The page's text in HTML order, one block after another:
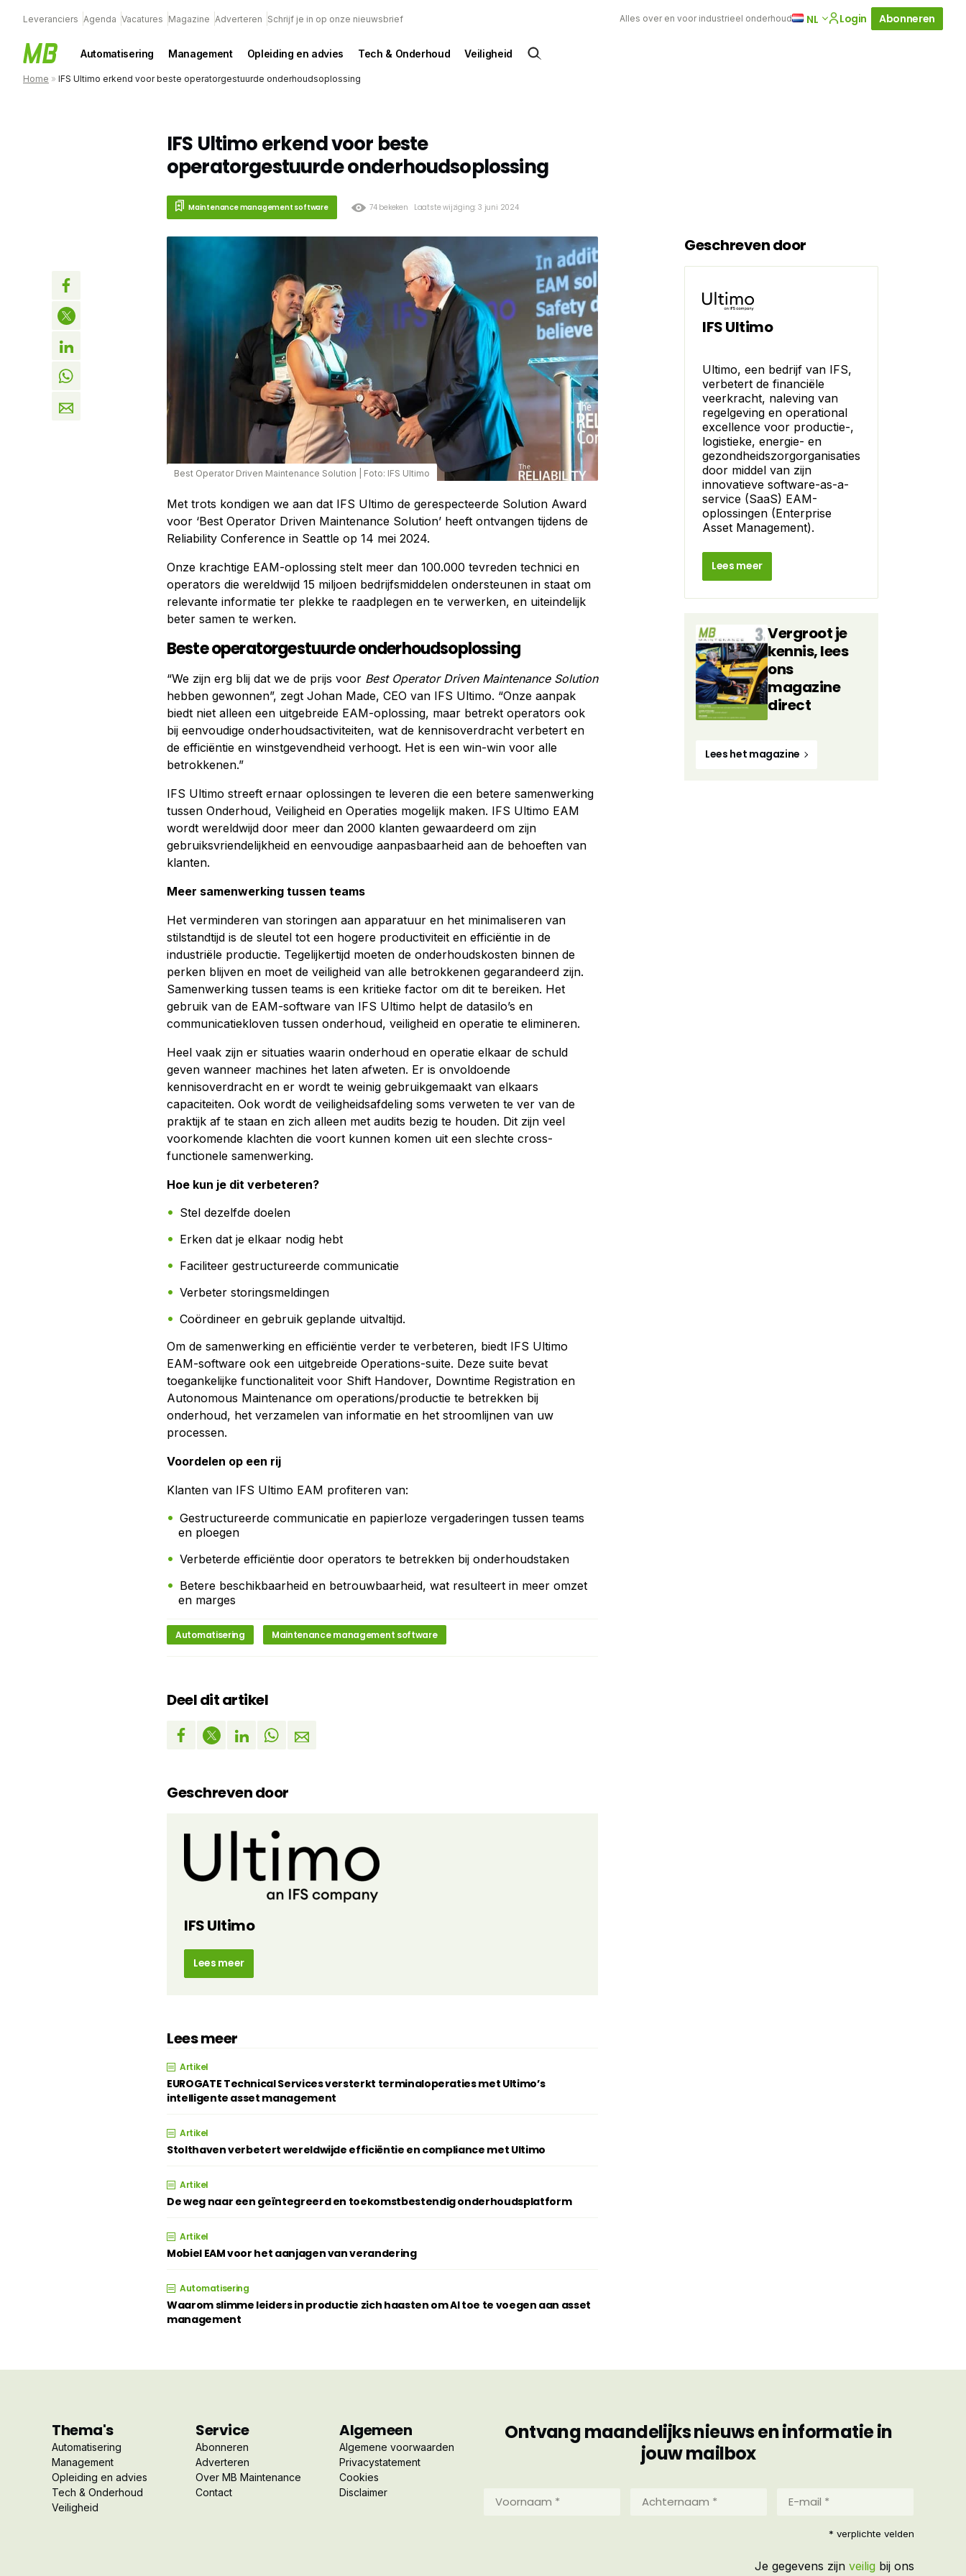
Leveranciers Agenda Vacatures Magazine Adverteren Schrijf je in op onze nieuwsbrief Alles over en voor industrieel onderhoud NL Login Abonneren
Automatisering Management Opleiding en advies Tech & Onderhoud Veiligheid
Home » IFS Ultimo erkend voor beste operatorgestuurde onderhoudsoplossing
IFS Ultimo erkend voor beste
operatorgestuurde onderhoudsoplossing
Maintenance management software 74 bekeken Laatste wijziging: 3 juni 2024
Best Operator Driven Maintenance Solution Foto: IFS Ultimo
Met trots kondigen we aan dat IFS Ultimo de gerespecteerde Solution Award
voor ‘Best Operator Driven Maintenance Solution’ heeft ontvangen tijdens de
Reliability Conference in Seattle op 14 mei 2024.
Onze krachtige EAM-oplossing stelt meer dan 100.000 tevreden technici en
operators die wereldwijd 15 miljoen bedrijfsmiddelen ondersteunen in staat om
relevante informatie ter plekke te raadplegen en te verwerken, en uiteindelijk
beter samen te werken.
Beste operatorgestuurde onderhoudsoplossing
“We zijn erg blij dat we de prijs voor Best Operator Driven Maintenance Solution
hebben gewonnen”, zegt Johan Made, CEO van IFS Ultimo. “Onze aanpak
biedt niet alleen een uitgebreide EAM-oplossing, maar betrekt operators ook
bij eenvoudige onderhoudsactiviteiten, wat de kennisoverdracht verbetert en
de efficiëntie en winstgevendheid verhoogt. Het is een win-win voor alle
betrokkenen.”
IFS Ultimo streeft ernaar oplossingen te leveren die een betere samenwerking
tussen Onderhoud, Veiligheid en Operaties mogelijk maken. IFS Ultimo EAM
wordt wereldwijd door meer dan 2000 klanten gewaardeerd om zijn
gebruiksvriendelijkheid en eenvoudige aanpasbaarheid aan de behoeften van
klanten.
Meer samenwerking tussen teams
Het verminderen van storingen aan apparatuur en het minimaliseren van
stilstandtijd is de sleutel tot een hogere productiviteit en efficiëntie in de
industriële productie. Tegelijkertijd moeten de onderhoudskosten binnen de
perken blijven en moet de veiligheid van alle betrokkenen gegarandeerd zijn.
Samenwerking tussen teams is een kritieke factor om dit te bereiken. Het
gebruik van de EAM-software van IFS Ultimo helpt de datasilo’s en
communicatiekloven tussen onderhoud, veiligheid en operatie te elimineren.
Heel vaak zijn er situaties waarin onderhoud en operatie elkaar de schuld
geven wanneer machines het laten afweten. Er is onvoldoende
kennisoverdracht en er wordt te weinig gebruikgemaakt van elkaars
capaciteiten. Ook wordt de veiligheidsafdeling soms verweten te ver van de
praktijk af te staan en zich alleen met audits bezig te houden. Dit zijn veel
voorkomende klachten die voort kunnen komen uit een slechte cross-
functionele samenwerking.
Hoe kun je dit verbeteren?
Stel dezelfde doelen
Erken dat je elkaar nodig hebt
Faciliteer gestructureerde communicatie
Verbeter storingsmeldingen
Coördineer en gebruik geplande uitvaltijd.
Om de samenwerking en efficiëntie verder te verbeteren, biedt IFS Ultimo
EAM-software ook een uitgebreide Operations-suite. Deze suite bevat
toegankelijke functionaliteit voor Shift Handover, Downtime Registration en
Autonomous Maintenance om operations/productie te betrekken bij
onderhoud, het verzamelen van informatie en het stroomlijnen van uw
processen.
Voordelen op een rij
Klanten van IFS Ultimo EAM profiteren van:
Gestructureerde communicatie en papierloze vergaderingen tussen teams
en ploegen
Verbeterde efficiëntie door operators te betrekken bij onderhoudstaken
Betere beschikbaarheid en betrouwbaarheid, wat resulteert in meer omzet
en marges
Automatisering Maintenance management software
Deel dit artikel
Geschreven door
IFS Ultimo
Lees meer
Lees meer
Artikel
EUROGATE Technical Services versterkt terminaloperaties met Ultimo’s
intelligente asset management
Artikel
Stolthaven verbetert wereldwijde efficiëntie en compliance met Ultimo
Artikel
De weg naar een geïntegreerd en toekomstbestendig onderhoudsplatform
Artikel
Mobiel EAM voor het aanjagen van verandering
Automatisering
Waarom slimme leiders in productie zich haasten om AI toe te voegen aan asset
management
Geschreven door
IFS Ultimo
Ultimo, een bedrijf van IFS,
verbetert de financiële
veerkracht, naleving van
regelgeving en operational
excellence voor productie-,
logistieke, energie- en
gezondheidszorgorganisaties
door middel van zijn
innovatieve software-as-a-
service (SaaS) EAM-
oplossingen (Enterprise
Asset Management).
Lees meer
Vergroot je
kennis, lees
ons
magazine
direct
Lees het magazine
Thema's
Automatisering
Management
Opleiding en advies
Tech & Onderhoud
Veiligheid
Service
Abonneren
Adverteren
Over MB Maintenance
Contact
Algemeen
Algemene voorwaarden
Privacystatement
Cookies
Disclaimer
Ontvang maandelijks nieuws en informatie in
jouw mailbox
Achternaam
mail
* verplichte velden
Je gegevens zijn veilig bij ons